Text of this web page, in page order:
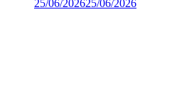
25/06/202625/06/2026